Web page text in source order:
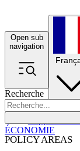
Open sub
navigation
Recherche
POLICY AREAS
ÉCONOMIE